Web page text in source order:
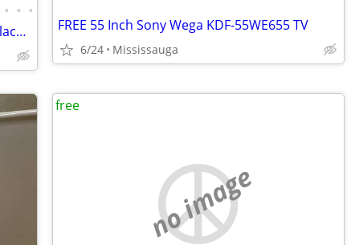
• • •
Collection of Rhinestones Brooches Necklaces and Earrings FREE 55 Inch Sony Wega KDF-55WE655 TV
6/24 Mississauga
no image
free